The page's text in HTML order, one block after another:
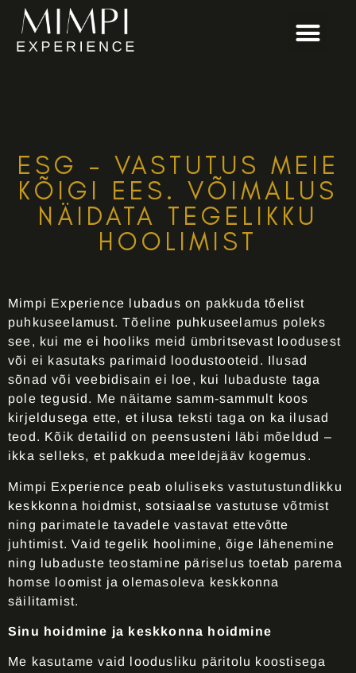
ESG – VASTUTUS MEIE
KÕIGI EES. VÕIMALUS
NÄIDATA TEGELIKKU
HOOLIMIST
Mimpi Experience lubadus on pakkuda tõelist
puhkuseelamust. Tõeline puhkuseelamus poleks
see, kui me ei hooliks meid ümbritsevast loodusest
või ei kasutaks parimaid loodustooteid. Ilusad
sõnad või veebidisain ei loe, kui lubaduste taga
pole tegusid. Me näitame samm-sammult koos
kirjeldusega ette, et ilusa teksti taga on ka ilusad
teod. Kõik detailid on peensusteni läbi mõeldud –
ikka selleks, et pakkuda meeldejääv kogemus.
Mimpi Experience peab oluliseks vastutustundlikku
keskkonna hoidmist, sotsiaalse vastutuse võtmist
ning parimatele tavadele vastavat ettevõtte
juhtimist. Vaid tegelik hoolimine, õige lähenemine
ning lubaduste teostamine päriselus toetab parema
homse loomist ja olemasoleva keskkonna
säilitamist.
Sinu hoidmine ja keskkonna hoidmine
Me kasutame vaid loodusliku päritolu koostisega